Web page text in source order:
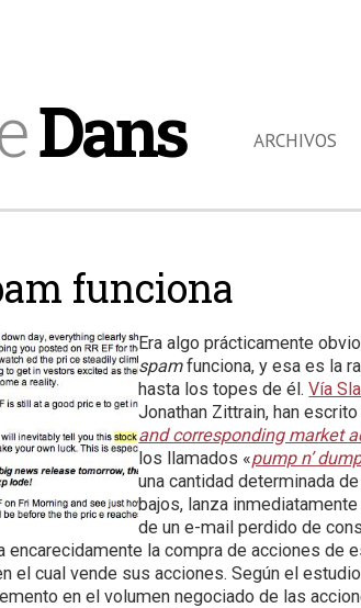
Dans ARCHIVOS
funciona
Era algo prácticamente
spamfunciona, y esa es la
hasta los topes de él.Vía
Jonathan Zittrain, han escrito
and corresponding market
los llamados «pump n’
una cantidad determinada
bajos, lanza
de un e-mail perdido de
encarecidamente la compra de acciones de
el cual vende sus acciones. Según el
en el volumen negociado de las